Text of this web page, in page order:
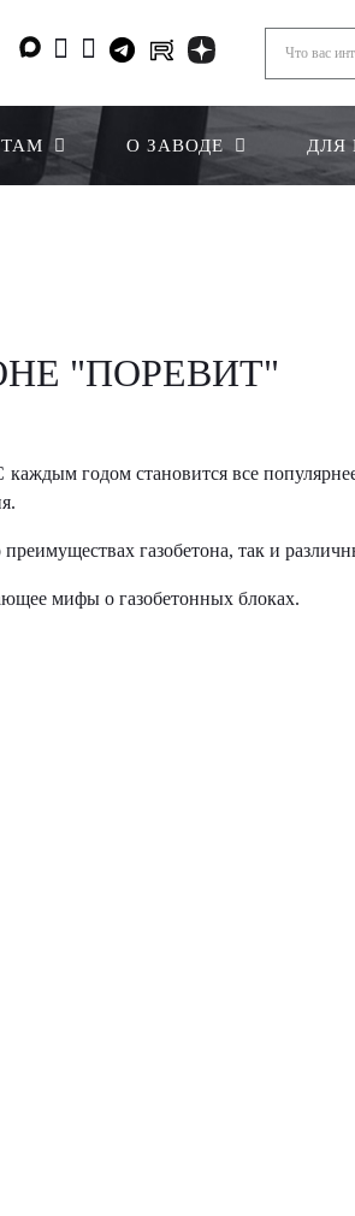
О ЗАВОДЕ ДЛЯ
"ПОРЕВИТ"
каждым годом становится все
газобетона, так и
мифы о газобетонных блоках.